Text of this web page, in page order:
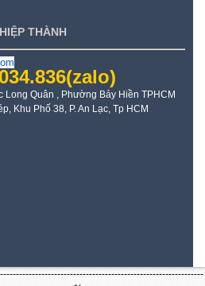
THÀNH
(zalo)
Long Quân , Phường Bảy Hiền TPHCM
Khu Phố 38, P. An Lạc, Tp HCM